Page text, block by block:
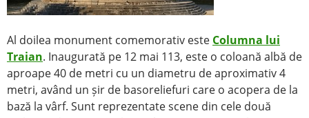
Al doilea monument comemorativ este Columna lui
Traian. Inaugurată pe 12 mai 113, este o coloană albă de
aproape 40 de metri cu un diametru de aproximativ 4
metri, având un șir de basoreliefuri care o acopera de la
bază la vârf. Sunt reprezentate scene din cele două